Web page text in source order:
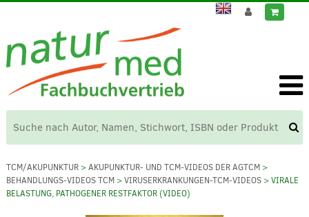
TCM/AKUPUNKTUR>AKUPUNKTUR- UND TCM-VIDEOS DER AGTCM>
BEHANDLUNGS-VIDEOS TCM>VIRUSERKRANKUNGEN-TCM-VIDEOS> VIRALE
BELASTUNG, PATHOGENER RESTFAKTOR (VIDEO)